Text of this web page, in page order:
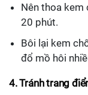
Nên thoa kem
20 phút.
Bôi lại kem
đổ mồ hôi
4. Tránh trang